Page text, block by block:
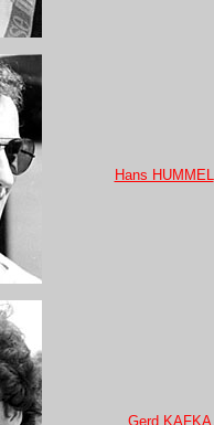
Hans HUMMEL
Gerd KAFKA